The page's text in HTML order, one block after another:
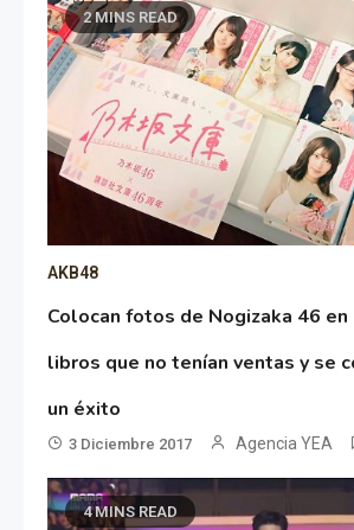
2 MINS READ
AKB48
Colocan fotos de Nogizaka 46
libros que no tenían ventas y se
un éxito
3 Diciembre 2017 Agencia YEA
4 MINS READ